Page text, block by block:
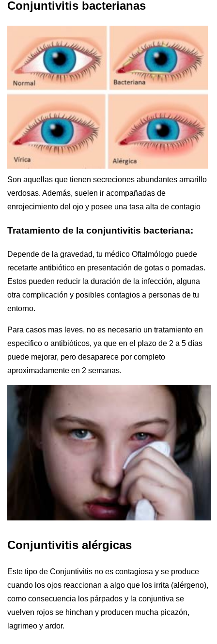
Conjuntivitis bacterianas
Son aquellas que tienen secreciones abundantes amarillo
verdosas. Además, suelen ir acompañadas de
enrojecimiento del ojo y posee una tasa alta de contagio
Tratamiento de la conjuntivitis bacteriana:
Depende de la gravedad, tu médico Oftalmólogo puede
recetarte antibiótico en presentación de gotas o pomadas.
Estos pueden reducir la duración de la infección, alguna
otra complicación y posibles contagios a personas de tu
entorno.
Para casos mas leves, no es necesario un tratamiento en
especifico o antibióticos, ya que en el plazo de 2 a 5 días
puede mejorar, pero desaparece por completo
aproximadamente en 2 semanas.
Conjuntivitis alérgicas
Este tipo de Conjuntivitis no es contagiosa y se produce
cuando los ojos reaccionan a algo que los irrita (alérgeno),
como consecuencia los párpados y la conjuntiva se
vuelven rojos se hinchan y producen mucha picazón,
lagrimeo y ardor.